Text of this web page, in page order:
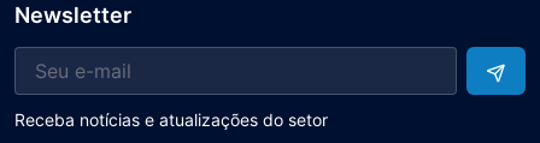
Newsletter
Receba notícias e atualizações do setor